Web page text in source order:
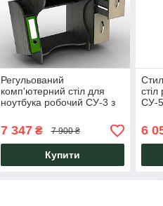
Регульований
комп'ютерний стіл для
ноутбука робочий СУ-3 з
Тіса Меблі
7 347₴ 7 900 ₴
Купити
СУ-
6